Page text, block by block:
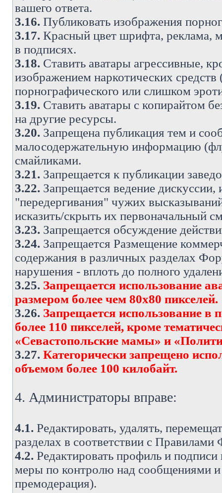
вашего ответа.
3.16. Публиковать изображения
3.17. Красный цвет шрифта, реклама,
в подписях.
3.18. Ставить аватары агрессивные,
изображением наркотических
порнографического или слишком
3.19. Ставить аватары с копирайтом
на другие ресурсы.
3.20. Запрещена публикация тем и
малосодержательную информацию
смайликами.
3.21. Запрещается к публикации
3.22. Запрещается ведение
"передергивания" чужих
исказить/скрыть их первоначальный
3.23. Запрещается обсуждение
3.24. Запрещается Размещение
содержания в различных разделах
нарушения - вплоть до полного
3.25. Запрещается использование
размером более чем 80х80 пикселей.
3.26. Запрещается использование в
более 110 пикселей, кроме
«Севастопольские мамы» и
3.27. Категорически запрещено
объемом более 100 килобайт.
4. Администраторы вправе:
4.1. Редактировать, удалять,
разделах в соответствии с
4.2. Редактировать профиль и
меры по контролю над сообщениями
премодерация).